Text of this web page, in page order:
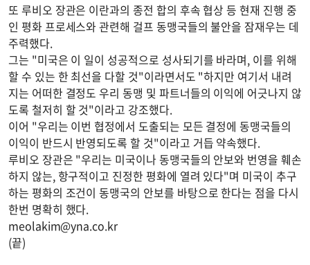
또 루비오 장관은 이란과의 종전 합의 후속 협상 등 현재 진행 중
인 평화 프로세스와 관련해 걸프 동맹국들의 불안을 잠재우는 데
주력했다.
그는 "미국은 이 일이 성공적으로 성사되기를 바라며, 이를 위해
할 수 있는 한 최선을 다할 것"이라면서도 "하지만 여기서 내려
지는 어떠한 결정도 우리 동맹 및 파트너들의 이익에 어긋나지 않
도록 철저히 할 것"이라고 강조했다.
이어 "우리는 이번 협정에서 도출되는 모든 결정에 동맹국들의
이익이 반드시 반영되도록 할 것"이라고 거듭 약속했다.
루비오 장관은 "우리는 미국이나 동맹국들의 안보와 번영을 훼손
하지 않는, 항구적이고 진정한 평화에 열려 있다"며 미국이 추구
하는 평화의 조건이 동맹국의 안보를 바탕으로 한다는 점을 다시
한번 명확히 했다.
meolakim@yna.co.kr
(끝)